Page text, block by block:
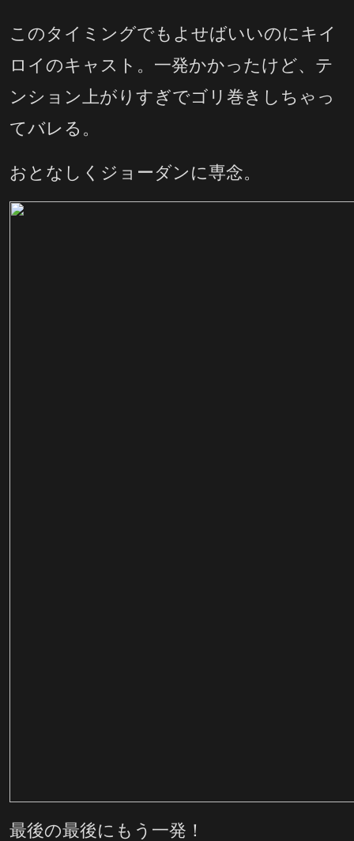
このタイミングでもよせばいいのにキイ
ロイのキャスト。一発かかったけど、テ
ンション上がりすぎでゴリ巻きしちゃっ
てバレる。
おとなしくジョーダンに専念。
最後の最後にもう一発！